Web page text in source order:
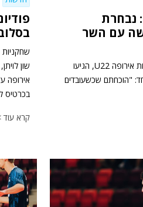
נבחרת
עם השר
בעקבות ההישג חסר התקדים באליפות אירופה U22, הגיעו
"הוכחתם שכשעובדים
בכרטיס
קרא עוד